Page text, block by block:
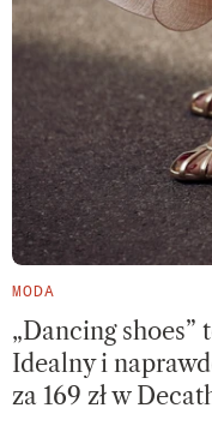
MODA
„Dancing shoes”
Idealny i
za 169 zł w